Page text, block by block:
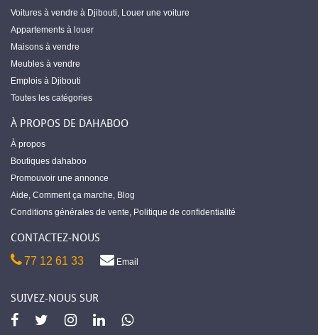
Voitures à vendre à Djibouti, Louer une voiture
Appartements à louer
Maisons à vendre
Meubles à vendre
Emplois à Djibouti
Toutes les catégories
À PROPOS DE DAHABOO
À propos
Boutiques dahaboo
Promouvoir une annonce
Aide, Comment ça marche, Blog
Conditions générales de vente, Politique de confidentialité
CONTACTEZ-NOUS
77 12 61 33 Email
SUIVEZ-NOUS SUR